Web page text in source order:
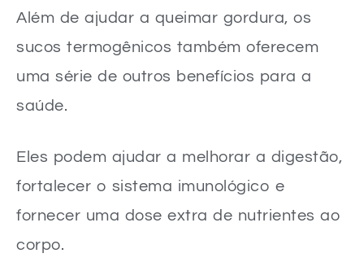
Além de ajudar a queimar gordura, os
sucos termogênicos também oferecem
uma série de outros benefícios para a
saúde.
Eles podem ajudar a melhorar a digestão,
fortalecer o sistema imunológico e
fornecer uma dose extra de nutrientes ao
corpo.